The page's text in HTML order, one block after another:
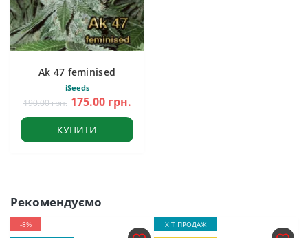
Ak 47 feminised
iSeeds
190.00 грн. 175.00 грн.
КУПИТИ
Рекомендуємо
-8%
ХІТ ПРОДАЖ